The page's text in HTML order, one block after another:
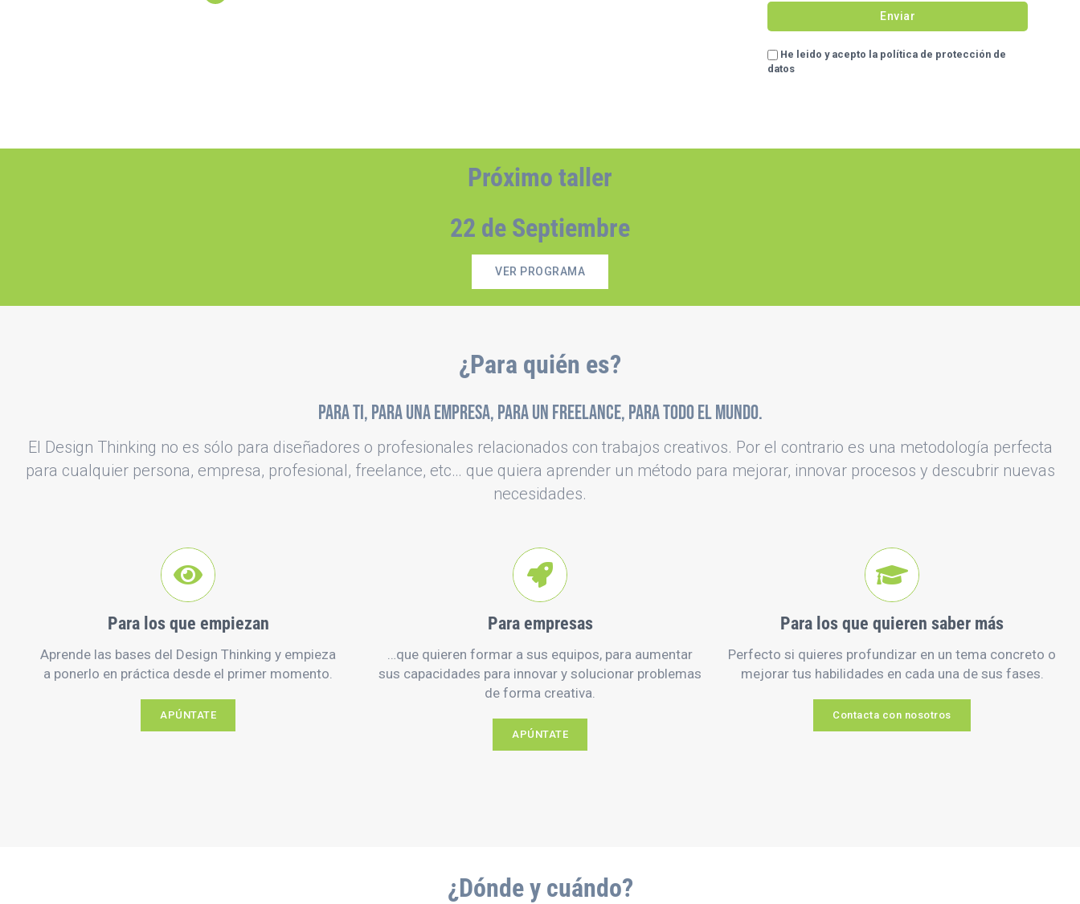
He leido y acepto la política de protección de
datos
Próximo taller
22 de Septiembre
VER PROGRAMA
¿Para quién es?
Para ti, para una empresa, para un freelance, para todo el mundo.
El Design Thinking no es sólo para diseñadores o profesionales relacionados con trabajos creativos. Por el contrario es una metodología perfecta
para cualquier persona, empresa, profesional, freelance, etc… que quiera aprender un método para mejorar, innovar procesos y descubrir nuevas
necesidades.
Para los que empiezan
Aprende las bases del Design Thinking y empieza
a ponerlo en práctica desde el primer momento.
APÚNTATE
Para empresas
…que quieren formar a sus equipos, para aumentar
sus capacidades para innovar y solucionar problemas
de forma creativa.
APÚNTATE
Para los que quieren saber más
Perfecto si quieres profundizar en un tema concreto o
mejorar tus habilidades en cada una de sus fases.
Contacta con nosotros
¿Dónde y cuándo?